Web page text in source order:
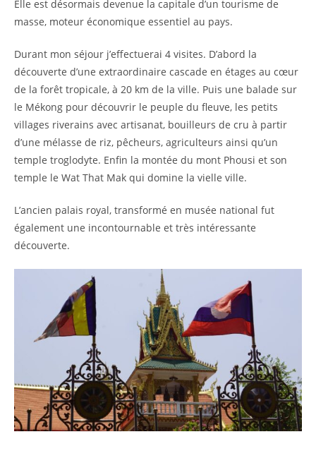
Elle est désormais devenue la capitale d’un tourisme de
masse, moteur économique essentiel au pays.
Durant mon séjour j’effectuerai 4 visites. D’abord la
découverte d’une extraordinaire cascade en étages au cœur
de la forêt tropicale, à 20 km de la ville. Puis une balade sur
le Mékong pour découvrir le peuple du fleuve, les petits
villages riverains avec artisanat, bouilleurs de cru à partir
d’une mélasse de riz, pêcheurs, agriculteurs ainsi qu’un
temple troglodyte. Enfin la montée du mont Phousi et son
temple le Wat That Mak qui domine la vielle ville.
L’ancien palais royal, transformé en musée national fut
également une incontournable et très intéressante
découverte.